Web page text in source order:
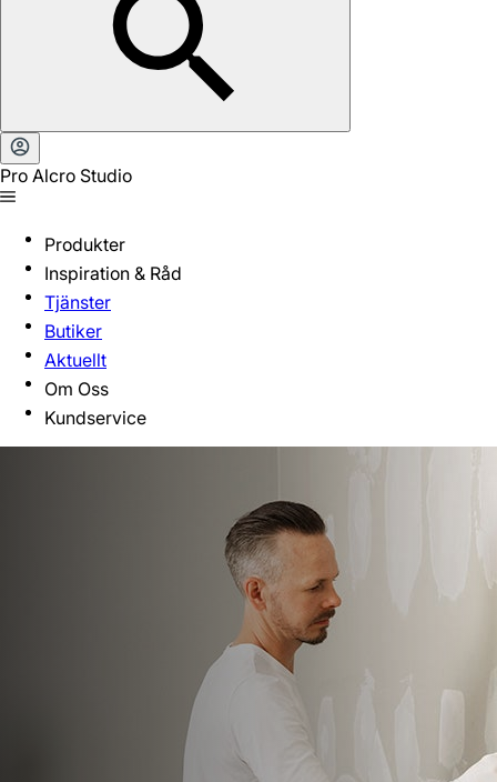
Pro Alcro Studio
Produkter
Inspiration & Råd
Tjänster
Butiker
Aktuellt
Om Oss
Kundservice